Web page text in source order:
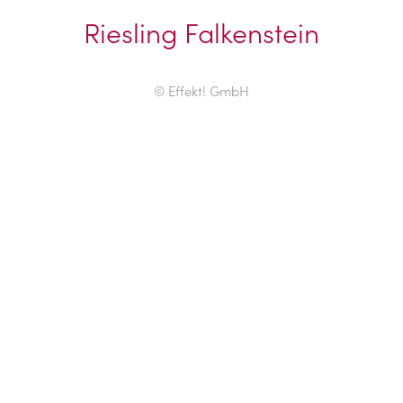
Riesling Falkenstein
© Effekt! GmbH